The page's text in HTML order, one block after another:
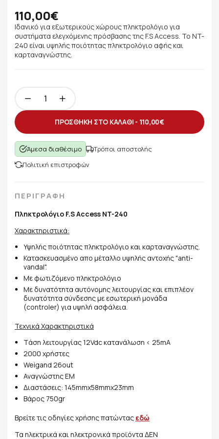
110,00€
Ιδανικό για εξωτερικούς χώρους πληκτρολόγιο για
συστήματα ελεγχόμενης πρόσβασης της F.S Access. Το NT-
240 είναι υψηλής ποιότητας πληκτρολόγιο αφής και
καρταναγνώστης.
ΠΡΟΣΘΗΚΗ ΣΤΟ ΚΑΛΑΘΙ - 110,00€
Άμεσα διαθέσιμο
Τρόποι αποστολής
Πολιτική επιστροφών
ΠΕΡΙΓΡΑΦΗ
Πληκτρολόγιο F.S Access NT-240
Χαρακτηριστικά:
Υψηλής ποιότητας πληκτρολόγιο και καρταναγνώστης.
Κατασκευασμένο απο μέταλλο υψηλής αντοχής "anti-
vandal".
Με φωτιζόμενο πληκτρολόγιο
Με δυνατότητα αυτόνομης λειτουργίας και επιπλέον
δυνατότητα σύνδεσης με εσωτερική μονάδα
(controler) για υψηλή ασφάλεια.
Τεχνικά Χαρακτηριστικά
Tάση λειτουργίας 12Vdc κατανάλωση < 25mA
2000 χρήστες
Weigand 26out
Αναγνώστης EM
Διαστάσεις: 145mmx58mmx23mm
Βάρος 750gr
Βρείτε τις οδηγίες χρήσης πατώντας εδώ
Τα ηλεκτρικά και ηλεκτρονικά προϊόντα ΔΕΝ